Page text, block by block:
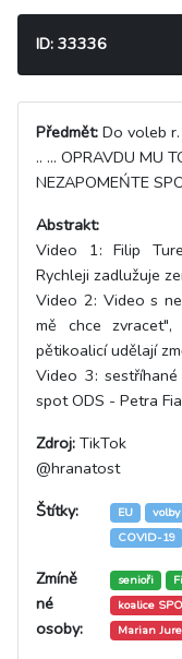
ID: 33336
Předmět: Do voleb
.. ... OPRAVDU MU
NEZAPOMEŃTE
Abstrakt:
Video 1: Filip
Rychleji zadlužuje
Video 2: Video s
mě chce
pětikoalicí udělají
Video 3:
spot ODS - Petra
Zdroj: TikTok
@hranatost
Štítky: EU volby
COVID-19
Zmíně
né
osoby:
senioři
koalice
Marian